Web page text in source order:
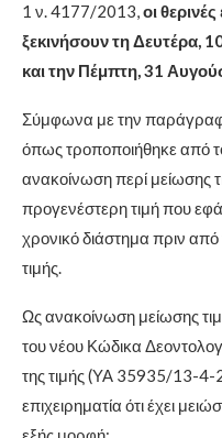
1 ν. 4177/2013,οι
ξεκινήσουν τη Δευτέρα,
και την Πέμπτη, 31
Σύμφωνα με την
όπως τροποποιήθηκε από
ανακοίνωση περί μείωσης
προγενέστερη τιμή που
χρονικό διάστημα πριν
τιμής.
Ως ανακοίνωση μείωσης
του νέου Κώδικα
της τιμής (ΥΑ 35935/13-4-
επιχειρηματία ότι έχει